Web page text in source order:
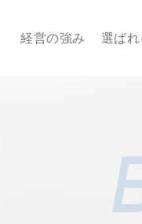
ー開業・経営のこと
経営の強み
選ば